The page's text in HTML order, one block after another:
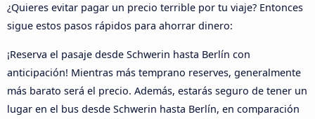
¿Quieres evitar pagar un precio terrible por tu viaje? Entonces
sigue estos pasos rápidos para ahorrar dinero:
¡Reserva el pasaje desde Schwerin hasta Berlín con
anticipación! Mientras más temprano reserves, generalmente
más barato será el precio. Además, estarás seguro de tener un
lugar en el bus desde Schwerin hasta Berlín, en comparación